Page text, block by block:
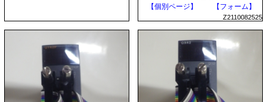
【個別ページ】
【フォーム】
Z2110082525